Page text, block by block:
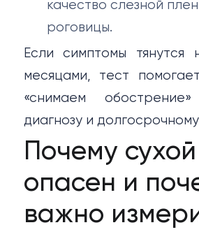
качество слезной
роговицы.
Если симптомы тянутся
месяцами, тест
«снимаем
диагнозу и
Почему сухой
опасен и
важно